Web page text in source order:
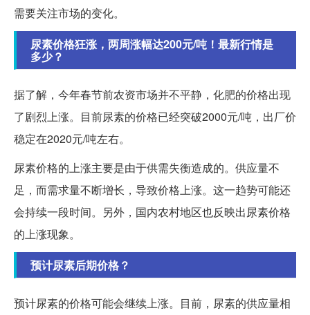
需要关注市场的变化。
尿素价格狂涨，两周涨幅达200元/吨！最新行情是
多少？
据了解，今年春节前农资市场并不平静，化肥的价格出现
了剧烈上涨。目前尿素的价格已经突破2000元/吨，出厂价
稳定在2020元/吨左右。
尿素价格的上涨主要是由于供需失衡造成的。供应量不
足，而需求量不断增长，导致价格上涨。这一趋势可能还
会持续一段时间。另外，国内农村地区也反映出尿素价格
的上涨现象。
预计尿素后期价格？
预计尿素的价格可能会继续上涨。目前，尿素的供应量相